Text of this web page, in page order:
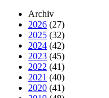
Archiv
2026 (27)
2025 (32)
2024 (42)
2023 (45)
2022 (41)
2021 (40)
2020 (41)